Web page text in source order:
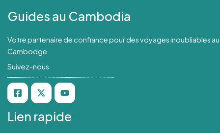
Guides au Cambodia
Votre partenaire de confiance pour des voyages inoubliables au
Cambodge
Suivez-nous
Lien rapide